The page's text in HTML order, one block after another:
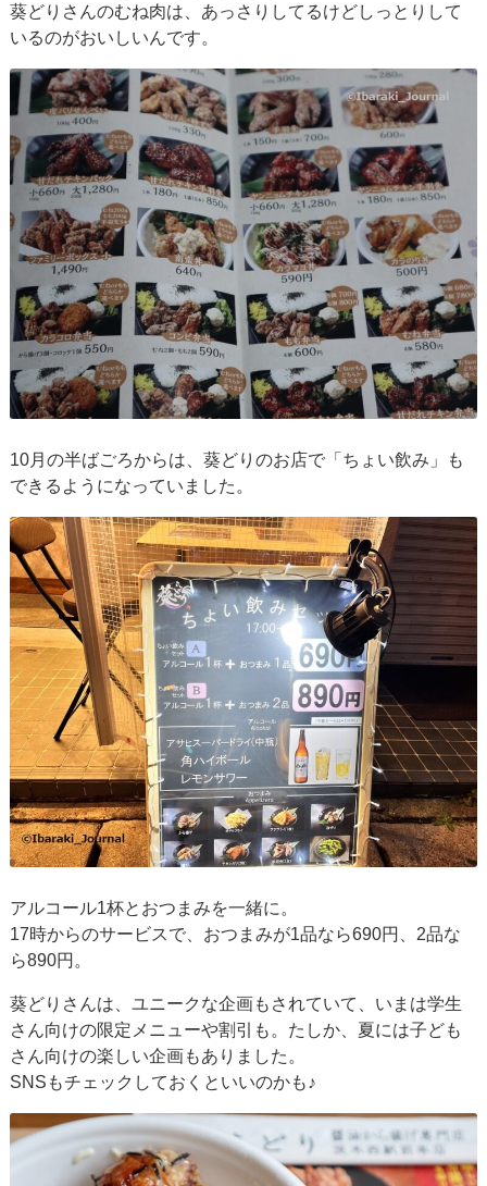
葵どりさんのむね肉は、あっさりしてるけどしっとりして
いるのがおいしいんです。
10月の半ばごろからは、葵どりのお店で「ちょい飲み」も
できるようになっていました。
アルコール1杯とおつまみを一緒に。
17時からのサービスで、おつまみが1品なら690円、2品な
ら890円。
葵どりさんは、ユニークな企画もされていて、いまは学生
さん向けの限定メニューや割引も。たしか、夏には子ども
さん向けの楽しい企画もありました。
SNSもチェックしておくといいのかも♪